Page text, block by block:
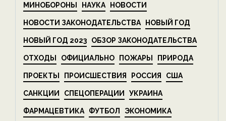
МИНОБОРОНЫ НАУКА НОВОСТИ
НОВОСТИ ЗАКОНОДАТЕЛЬСТВА НОВЫЙ ГОД
НОВЫЙ ГОД 2023 ОБЗОР ЗАКОНОДАТЕЛЬСТВА
ОТХОДЫ ОФИЦИАЛЬНО ПОЖАРЫ ПРИРОДА
ПРОЕКТЫ ПРОИСШЕСТВИЯ РОССИЯ США
САНКЦИИ СПЕЦОПЕРАЦИИ УКРАИНА
ФАРМАЦЕВТИКА ФУТБОЛ ЭКОНОМИКА